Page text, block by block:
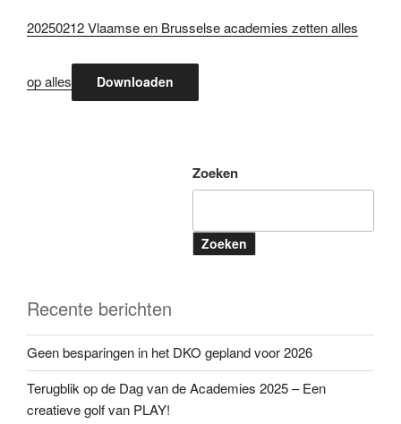
20250212 Vlaamse en Brusselse academies zetten alles
op alles Downloaden
Zoeken
Zoeken
Recente berichten
Geen besparingen in het DKO gepland voor 2026
Terugblik op de Dag van de Academies 2025 – Een
creatieve golf van PLAY!